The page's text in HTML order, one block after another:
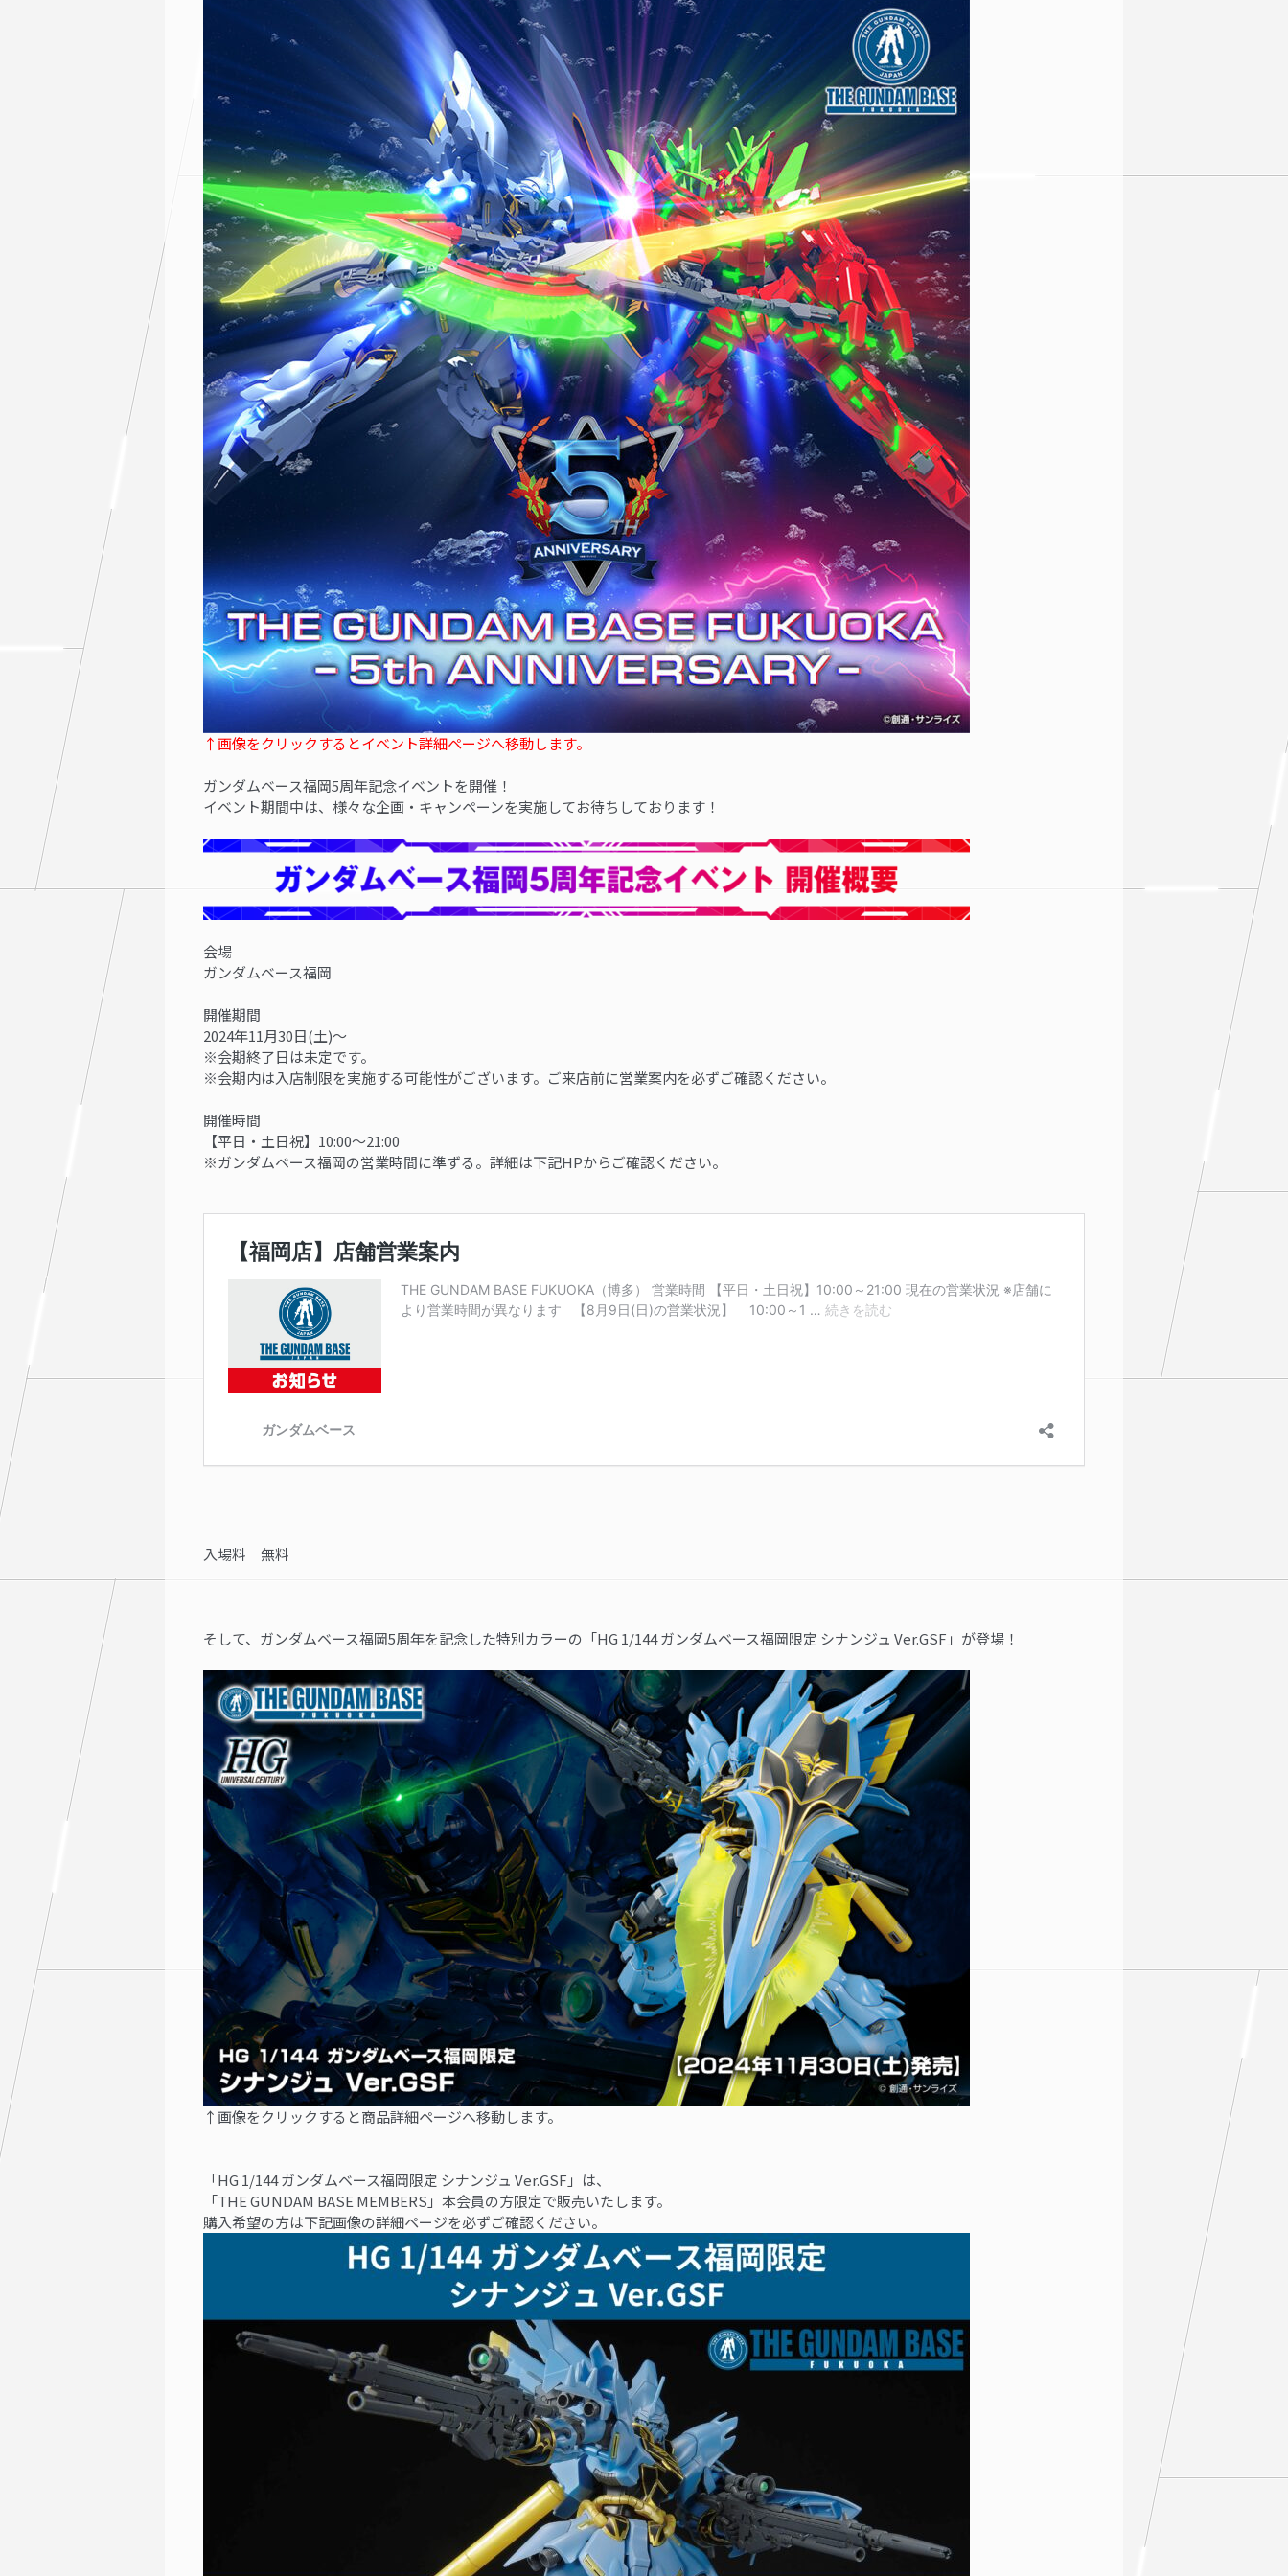
↑画像をクリックするとイベント詳細ページへ移動します。
ガンダムベース福岡5周年記念イベントを開催！
イベント期間中は、 様々な企画・キャンペーンを実施してお待ちしております！
会場
ガンダムベース福岡
開催期間
2024年11月30日(土)～
※会期終了日は未定です。
※会期内は入店制限を実施する可能性がございます。ご来店前に営業案内を必ずご確認ください。
開催時間
【平日・土日祝】10:00～21:00
※ガンダムベース福岡の営業時間に準ずる。詳細は下記HPからご確認ください。
入場料 無料
そして、 ガンダムベース福岡5周年を記念した特別カラーの 「HG 1/144 ガンダムベース福岡限定 シナンジュ Ver.GSF」が登場！
↑画像をクリックすると商品詳細ページへ移動します。
「HG 1/144 ガンダムベース福岡限定 シナンジュ Ver.GSF」は、
「THE GUNDAM BASE MEMBERS」本会員の方限定で販売いたします。
購入希望の方は下記画像の詳細ページを必ずご確認ください。